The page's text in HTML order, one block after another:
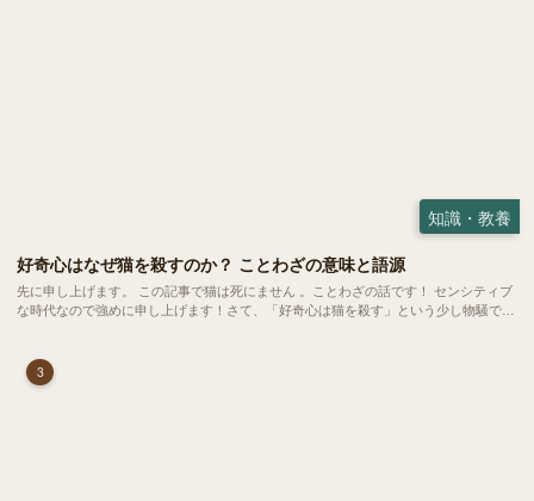
知識・教養
好奇心はなぜ猫を殺すのか？ ことわざの意味と語源
先に申し上げます。 この記事で猫は死にません 。ことわざの話です！ センシティブ
な時代なので強めに申し上げます！さて、「好奇心は猫を殺す」という少し物騒で、
3